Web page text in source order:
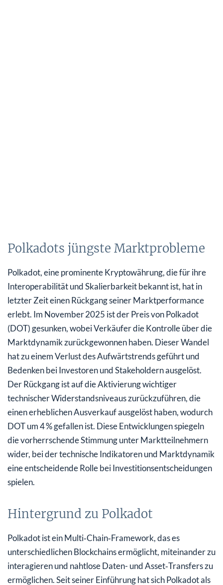
Polkadots jüngste Marktprobleme
Polkadot, eine prominente Kryptowährung, die für ihre
Interoperabilität und Skalierbarkeit bekannt ist, hat in
letzter Zeit einen Rückgang seiner Marktperformance
erlebt. Im November 2025 ist der Preis von Polkadot
(DOT) gesunken, wobei Verkäufer die Kontrolle über die
Marktdynamik zurückgewonnen haben. Dieser Wandel
hat zu einem Verlust des Aufwärtstrends geführt und
Bedenken bei Investoren und Stakeholdern ausgelöst.
Der Rückgang ist auf die Aktivierung wichtiger
technischer Widerstandsniveaus zurückzuführen, die
einen erheblichen Ausverkauf ausgelöst haben, wodurch
DOT um 4 % gefallen ist. Diese Entwicklungen spiegeln
die vorherrschende Stimmung unter Marktteilnehmern
wider, bei der technische Indikatoren und Marktdynamik
eine entscheidende Rolle bei Investitionsentscheidungen
spielen.
Hintergrund zu Polkadot
Polkadot ist ein Multi‑Chain‑Framework, das es
unterschiedlichen Blockchains ermöglicht, miteinander zu
interagieren und nahtlose Daten- und Asset‑Transfers zu
ermöglichen. Seit seiner Einführung hat sich Polkadot als